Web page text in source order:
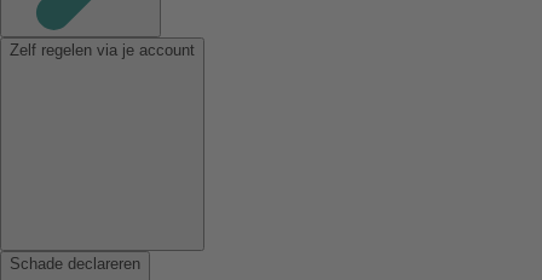
Zelf regelen via je account
Schade declareren